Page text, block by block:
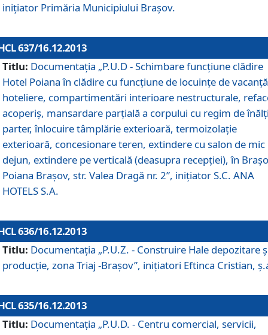
iniţiator Primăria Municipiului Braşov.
637/16.12.2013
Titlu: Documentaţia „P.U.D - Schimbare funcţiune clădire
Hotel Poiana în clădire cu funcţiune de locuinţe de
hoteliere, compartimentări interioare nestructurale,
acoperiş, mansardare parţială a corpului cu regim de
parter, înlocuire tâmplărie exterioară, termoizolaţie
exterioară, concesionare teren, extindere cu salon de mic
dejun, extindere pe verticală (deasupra recepţiei), în
Poiana Braşov, str. Valea Dragă nr. 2”, iniţiator S.C. ANA
HOTELS S.A.
636/16.12.2013
Titlu: Documentaţia „P.U.Z. - Construire Hale depozitare
producţie, zona Triaj -Braşov”, iniţiatori Eftinca Cristian,
635/16.12.2013
Titlu: Documentaţia „P.U.D. - Centru comercial, servicii,